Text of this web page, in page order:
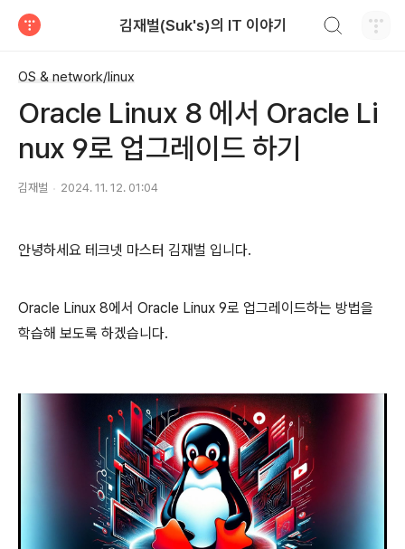
김재벌(Suk's)의 IT 이야기
OS & network/linux
Oracle Linux 8 에서 Oracle Li
nux 9로 업그레이드 하기
김재벌 2024. 11. 12. 01:04
안녕하세요 테크넷 마스터 김재벌 입니다.
Oracle Linux 8에서 Oracle Linux 9로 업그레이드하는 방법을
학습해 보도록 하겠습니다.